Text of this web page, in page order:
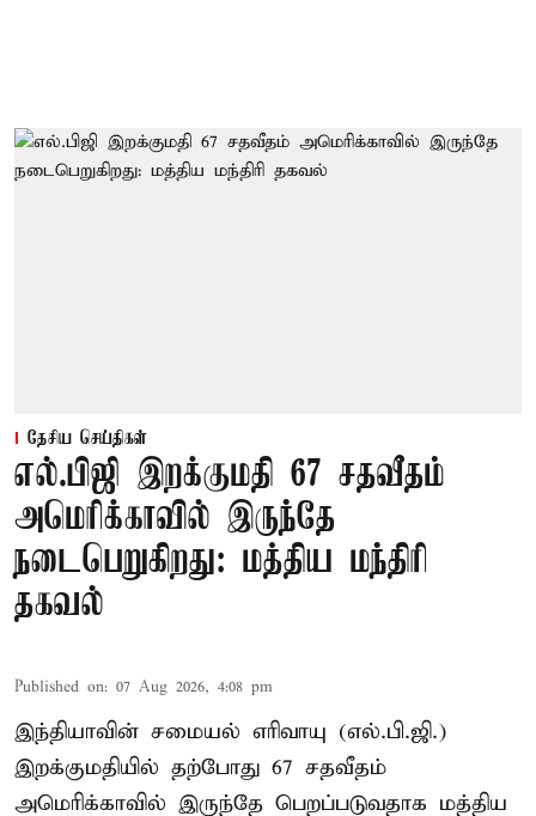
தேசிய செய்திகள்
எல்.பிஜி இறக்குமதி 67 சதவீதம்
அமெரிக்காவில் இருந்தே
நடைபெறுகிறது: மத்திய மந்திரி
தகவல்
Published on: 07 Aug 2026, 4:08 pm
இந்தியாவின் சமையல் எரிவாயு (எல்.பி.ஜி.)
இறக்குமதியில் தற்போது 67 சதவீதம்
அமெரிக்காவில் இருந்தே பெறப்படுவதாக மத்திய